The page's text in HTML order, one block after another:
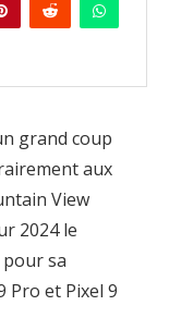
grand coup
aux
View
2024 le
sa
Pro et Pixel 9